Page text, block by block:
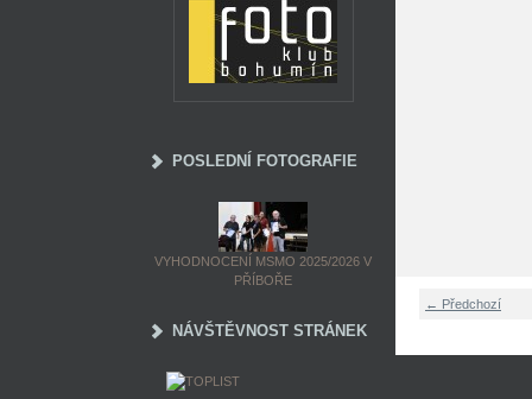
POSLEDNÍ FOTOGRAFIE
VYHODNOCENÍ MSMO 2025/2026 V
PŘÍBOŘE
NÁVŠTĚVNOST STRÁNEK
← Předchozí